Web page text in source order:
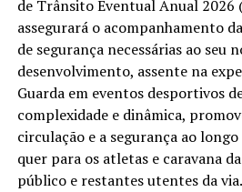
de Trânsito Eventual Anual 2026
assegurará o acompanhamento
de segurança necessárias ao seu
desenvolvimento, assente na
Guarda em eventos desportivos
complexidade e dinâmica,
circulação e a segurança ao
quer para os atletas e caravana
público e restantes utentes da via.